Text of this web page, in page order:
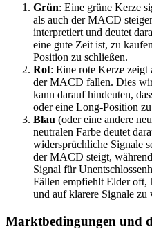
Grün: Eine grüne Kerze
als auch der MACD
interpretiert und deutet
eine gute Zeit ist, zu
Position zu schließen.
Rot: Eine rote Kerze zeigt
der MACD fallen. Dies
kann darauf hindeuten,
oder eine Long-Position
Blau (oder eine andere
neutralen Farbe deutet
widersprüchliche Signale
der MACD steigt,
Signal für
Fällen empfiehlt Elder oft,
und auf klarere Signale zu
Marktbedingungen und